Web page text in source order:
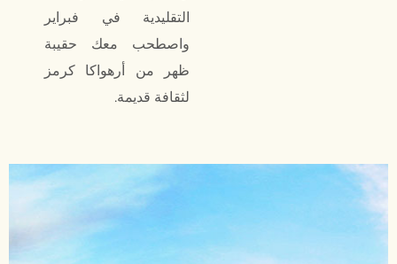
التقليدية في فبراير
واصطحب معك حقيبة
ظهر من أرهواكا كرمز
لثقافة قديمة.